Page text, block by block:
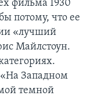
фильма 1930
потому, что ее
«лучший
Майлстоун.
Западном
темной